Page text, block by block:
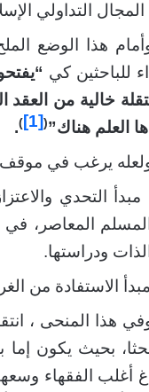
المجال التداولي
هذا الوضع
للباحثين كي
خالية من العقد
العلم هناك”(
[1]
)
.
يرغب في
مبدأ التحدي
المسلم المعاصر،
الذات ودراستها.
مبدأ الاستفادة من
هذا المنحى ،
بحيث يكون
أغلب الفقهاء